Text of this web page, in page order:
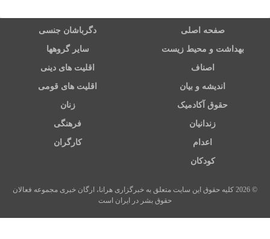
صفحه اصلی دگرباشان جنسی
بهداشت و محیط زیست سایر گروهها
اصناف اقلیت های دینی
اندیشه و بیان اقلیت های قومی
حقوق آکادمیک زنان
زندانیان فرهنگی
اعدام کارگران
کودکان
© 2026 کلیه حقوق این سایت متعلق به خبرگزاری هرانا، ارگان خبری مجموعه فعالان
حقوق بشر در ایران است